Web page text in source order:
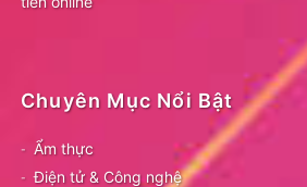
Chuyên Mục Nổi Bật
Ẩm thực
Điện tử & Công nghệ